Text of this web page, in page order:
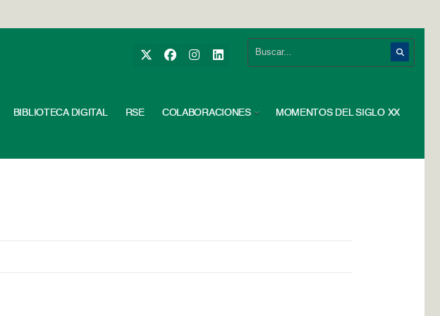
BIBLIOTECA DIGITAL RSE COLABORACIONES MOMENTOS DEL SIGLO XX